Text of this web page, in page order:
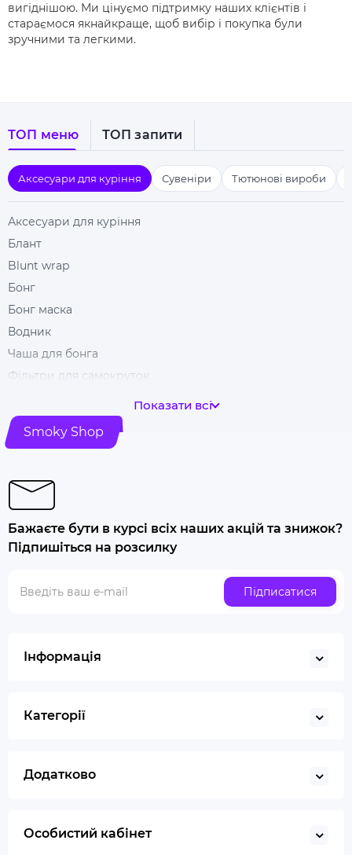
вигіднішою. Ми цінуємо підтримку наших клієнтів і
стараємося якнайкраще, щоб вибір і покупка були
зручними та легкими.
ТОП меню ТОП запити
Аксесуари для куріння Сувеніри Тютюнові вироби
Аксесуари для куріння
Блант
Blunt wrap
Бонг
Бонг маска
Водник
Чаша для бонга
Фільтри для самокруток
Гріндери
Ковпак для куріння
Купити папір для самокруток
Попільничка
Купити люльку для куріння
Люлька для куріння набір
Купити ювелірні ваги
Гільйотина для сигар
Показати всі
Smoky Shop
Бажаєте бути в курсі всіх наших акцій та знижок?
Підпишіться на розсилку
Підписатися
Інформація
Категорії
Додатково
Особистий кабінет